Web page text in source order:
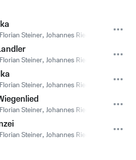
Florian Steiner, Johannes Riedlsperger
Florian Steiner, Johannes Riedlsperger
Florian Steiner, Johannes Riedlsperger
Florian Steiner, Johannes Riedlsperger
Florian Steiner, Johannes Riedlsperger